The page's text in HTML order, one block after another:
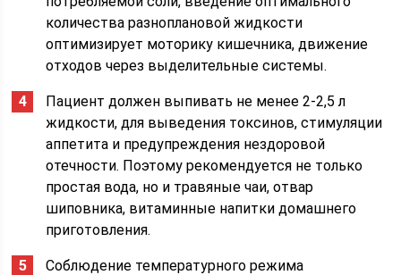
количества разноплановой жидкости
оптимизирует моторику кишечника, движение
отходов через выделительные системы.
Пациент должен выпивать не менее 2-2,5 л
жидкости, для выведения токсинов, стимуляции
аппетита и предупреждения нездоровой
отечности. Поэтому рекомендуется не только
простая вода, но и травяные чаи, отвар
шиповника, витаминные напитки домашнего
приготовления.
Соблюдение температурного режима